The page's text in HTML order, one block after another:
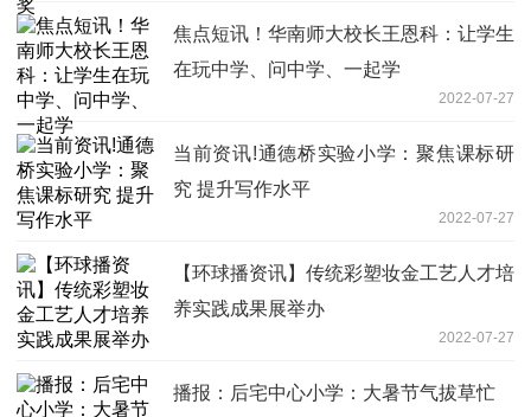
焦点短讯！华南师大校长王恩科：让学生
在玩中学、问中学、一起学
2022-07-27
当前资讯!通德桥实验小学：聚焦课标研
究 提升写作水平
2022-07-27
【环球播资讯】传统彩塑妆金工艺人才培
养实践成果展举办
2022-07-27
播报：后宅中心小学：大暑节气拔草忙